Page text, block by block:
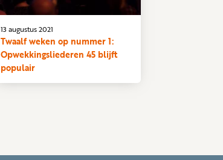
Twaalf weken op nummer 1:
Opwekkingsliederen 45 blijft
populair
13 augustus 2021